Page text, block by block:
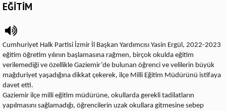
EĞİTİM
Cumhuriyet Halk Partisi İzmir İl Başkan Yardımcısı Yasin Ergül, 2022-2023
eğitim öğretim yılının başlamasına rağmen, birçok okulda eğitim
verilemediği ve özellikle Gaziemir’de bulunan öğrenci ve velilerin büyük
mağduriyet yaşadığına dikkat çekerek, ilçe Milli Eğitim Müdürünü istifaya
davet etti.
Gaziemir ilçe milli eğitim müdürüne, okullarda gerekli tadilatların
yapılmasını sağlamadığı, öğrencilerin uzak okullara gitmesine sebep